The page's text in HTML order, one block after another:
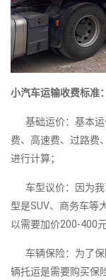
小汽车运输收费标准：
基础运价：基本运
费、高速费、过路费
进行计算；
车型议价：因为我
型是SUV、商务车等
以需要加价200-400元
车辆保险：为了保
辆托运是需要购买保